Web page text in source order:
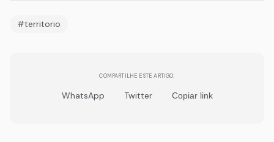
#territorio
COMPARTILHE ESTE ARTIGO:
WhatsApp Twitter Copiar link